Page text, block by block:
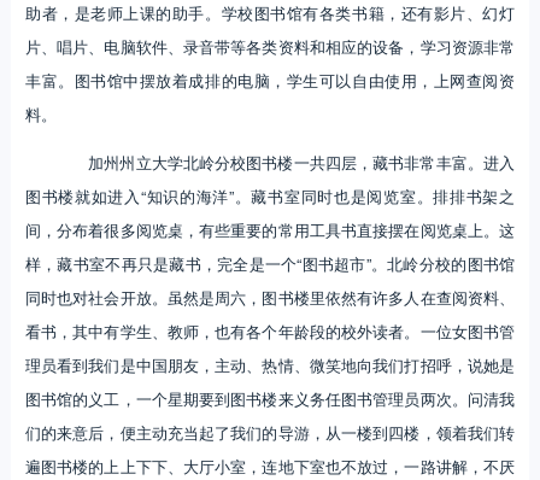
助者，是老师上课的助手。学校图书馆有各类书籍，还有影片、幻灯
片、唱片、电脑软件、录音带等各类资料和相应的设备，学习资源非常
丰富。图书馆中摆放着成排的电脑，学生可以自由使用，上网查阅资
料。
加州州立大学北岭分校图书楼一共四层，藏书非常丰富。进入
图书楼就如进入“知识的海洋”。藏书室同时也是阅览室。排排书架之
间，分布着很多阅览桌，有些重要的常用工具书直接摆在阅览桌上。这
样，藏书室不再只是藏书，完全是一个“图书超市”。北岭分校的图书馆
同时也对社会开放。虽然是周六，图书楼里依然有许多人在查阅资料、
看书，其中有学生、教师，也有各个年龄段的校外读者。一位女图书管
理员看到我们是中国朋友，主动、热情、微笑地向我们打招呼，说她是
图书馆的义工，一个星期要到图书楼来义务任图书管理员两次。问清我
们的来意后，便主动充当起了我们的导游，从一楼到四楼，领着我们转
遍图书楼的上上下下、大厅小室，连地下室也不放过，一路讲解，不厌